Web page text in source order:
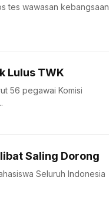
tes wawasan kebangsaan
Lulus TWK
56 pegawai Komisi
Saling Dorong
Seluruh Indonesia